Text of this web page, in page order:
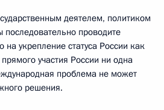
деятелем, политиком
проводите
на укрепление статуса России как
участия России ни одна
проблема не может
решения.